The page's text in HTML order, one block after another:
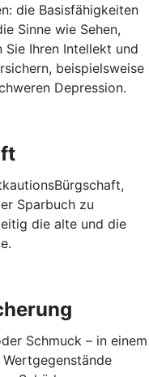
die Basisfähigkeiten
Sinne wie Sehen,
Sie Ihren Intellekt und
beispielsweise
Depression.
Sparbuch zu
die alte und die
Schmuck – in einem